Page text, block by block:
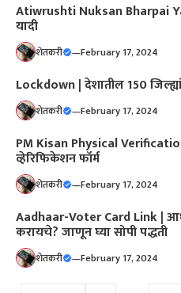
Atiwrushti Nuksan Bharpai
यादी
शेतकरी —February 17, 2024
Lockdown | देशातील 150
शेतकरी —February 17, 2024
PM Kisan Physical
व्हेरिफिकेशन फॉर्म
शेतकरी —February 17, 2024
Aadhaar-Voter Card Link |
करायचे? जाणून घ्या सोपी पद्धती
शेतकरी —February 17, 2024